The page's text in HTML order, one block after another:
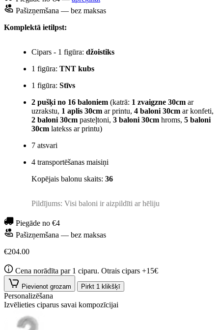
Pašizņemšana — bez maksas
Komplektā ietilpst:
Cipars - 1 figūra: džoistiks
1 figūra: TNT kubs
1 figūra: Stīvs
2 pušķi no 16 baloniem (katrā: 1 zvaigzne 30cm ar
uzrakstu, 1 aplis 30cm ar printu, 4 baloni 30cm ar konfeti,
2 baloni 30cm pasteļtoni, 3 baloni 30cm hroms, 5 baloni
30cm latekss ar printu)
7 atsvari
4 transportēšanas maisiņi
Kopējais balonu skaits: 36
Pildījums: Visi baloni ir aizpildīti ar hēliju
Piegāde no €4
Pašizņemšana — bez maksas
€204.00
Cena norādīta par 1 ciparu. Otrais cipars +15€
Pievienot grozam Pirkt 1 klikšķī
Personalizēšana
Izvēlieties ciparus savai kompozīcijai